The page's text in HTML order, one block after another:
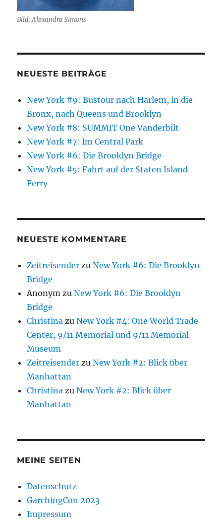
Bild: Alexandra Simons
NEUESTE BEITRÄGE
New York #9: Bustour nach Harlem, in die
Bronx, nach Queens und Brooklyn
New York #8: SUMMIT One Vanderbilt
New York #7: Im Central Park
New York #6: Die Brooklyn Bridge
New York #5: Fahrt auf der Staten Island
Ferry
NEUESTE KOMMENTARE
Zeitreisender zuNew York #6: Die Brooklyn
Bridge
Anonym zuNew York #6: Die Brooklyn
Bridge
Christina zuNew York #4: One World Trade
Center, 9/11 Memorial und 9/11 Memorial
Museum
Zeitreisender zuNew York #2: Blick über
Manhattan
Christina zuNew York #2: Blick über
Manhattan
MEINE SEITEN
Datenschutz
GarchingCon 2023
Impressum